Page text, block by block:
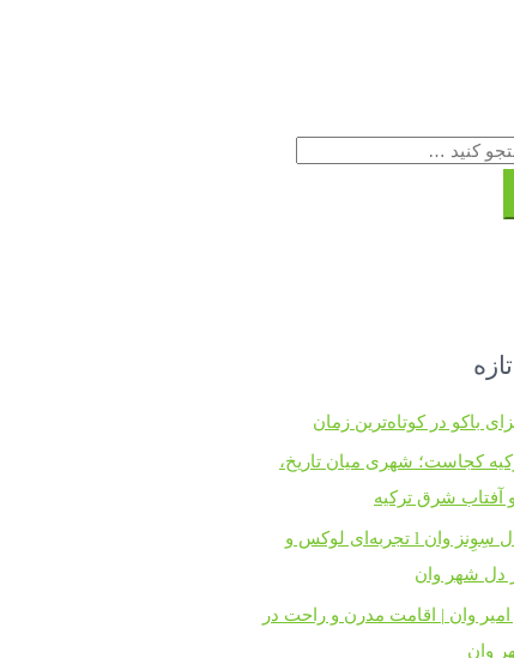
باکو در کوتاه‌ترین زمان
کجاست؛ شهری میان تاریخ،
آفتاب شرق ترکیه
هتل رویال سِوِنز وان l تجربه‌ای لوکس و
دل شهر وان
امیر وان | اقامت مدرن و راحت در
وان